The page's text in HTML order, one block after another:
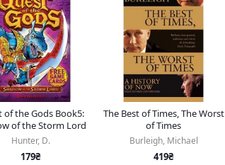
of the Gods Book5:
of the Storm Lord
Hunter, D.
179₴
The Best of Times, The Worst
of Times
Burleigh, Michael
419₴